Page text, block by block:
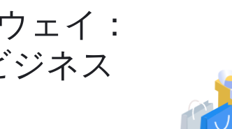
ェイ：
ジネス